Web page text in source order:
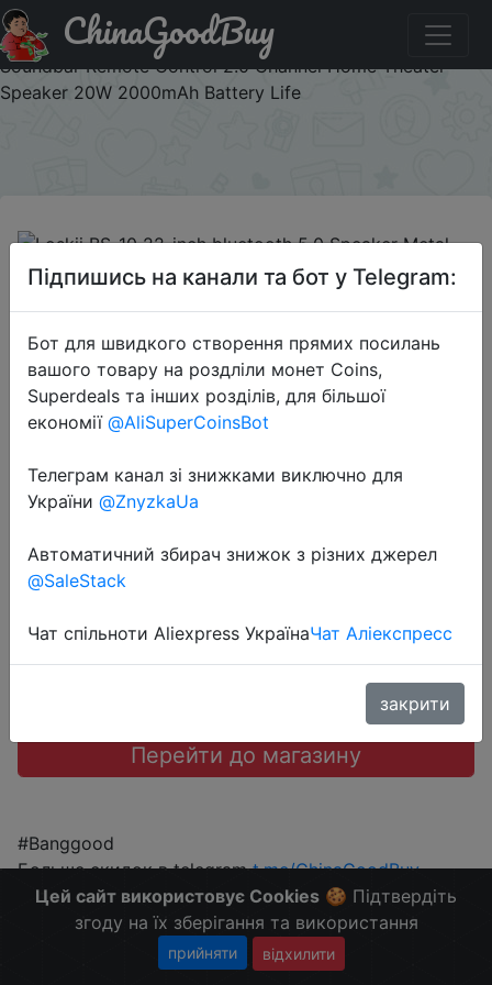
Паридбати з промокодом BGCNLSKRES Loskii BS-10 22-
inch bluetooth 5.0 Speaker Metal Cylindrical Home
Soundbar Remote Control 2.0 Channel Home Theater
Speaker 20W 2000mAh Battery Life
ChinaGoodBuy
2021-01-07
Loskii BS-10 22-inch bluetooth 5.0
Speaker Metal Cylindrical Home
Soundbar Remote Control 2.0
Channel Home Theater Speaker
20W 2000mAh Battery Life
$53.99
Промокод:"BGCNLSKRES"
Перейти до магазину
#Banggood
Больше скидок в telegramt.me/ChinaGoodBuy
Цей сайт використовує Cookies 🍪 Підтвердіть
згоду на їх зберігання та використання
прийняти відхилити
Підпишись на канали та бот у Telegram:
Бот для швидкого створення прямих посилань
вашого товару на роздліли монет Coins,
Superdeals та інших розділів, для більшої
економії @AliSuperCoinsBot
Телеграм канал зі знижками виключно для
України @ZnyzkaUa
Автоматичний збирач знижок з різних джерел
@SaleStack
Чат спільноти Aliexpress УкраїнаЧат Аліекспресс
закрити